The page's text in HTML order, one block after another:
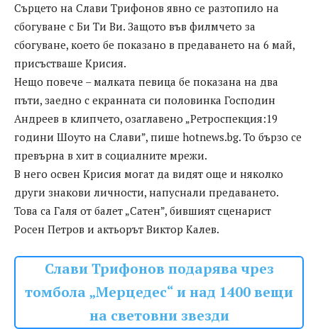
Сърцето на Слави Трифонов явно се разтопило на
сбогуване с Би Ти Ви. Защото във филмчето за
сбогуване, което бе показано в предаването на 6 май,
присъстваше Крисия.
Нещо повече – малката певица бе показана на два
пъти, заедно с екранната си половинка Господин
Андреев в клипчето, озаглавено „Ретроспекция:19
години Шоуто на Слави”, пише hotnews.bg. То бързо се
превърна в хит в социалните мрежи.
В него освен Крисия могат да видят още и няколко
други знакови личности, напуснали предаването.
Това са Галя от балет „Сатен”, бившият сценарист
Росен Петров и актьорът Виктор Калев.
Слави Трифонов подарява чрез
томбола „Мерцедес“ и над 1400 вещи
на световни звезди